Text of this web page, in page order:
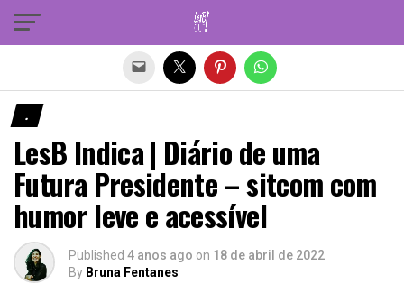
.
LesB Indica | Diário de uma
Futura Presidente – sitcom com
humor leve e acessível
Published 4 anos ago on 18 de abril de 2022
By Bruna Fentanes
Sair da versão mobile